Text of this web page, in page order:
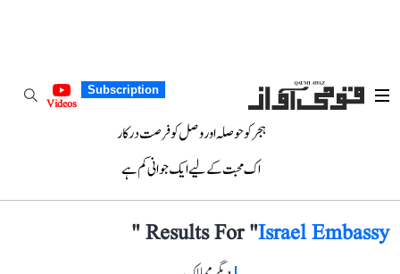
Subscription
Videos
ہجر کو حوصلہ اور وصل کو فرصت درکار
اک محبت کے لیے ایک جوانی کم ہے
Results For "Israel Embassy
"